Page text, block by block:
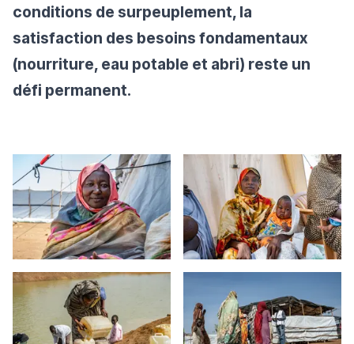
conditions de surpeuplement, la
satisfaction des besoins fondamentaux
(nourriture, eau potable et abri) reste un
défi permanent.